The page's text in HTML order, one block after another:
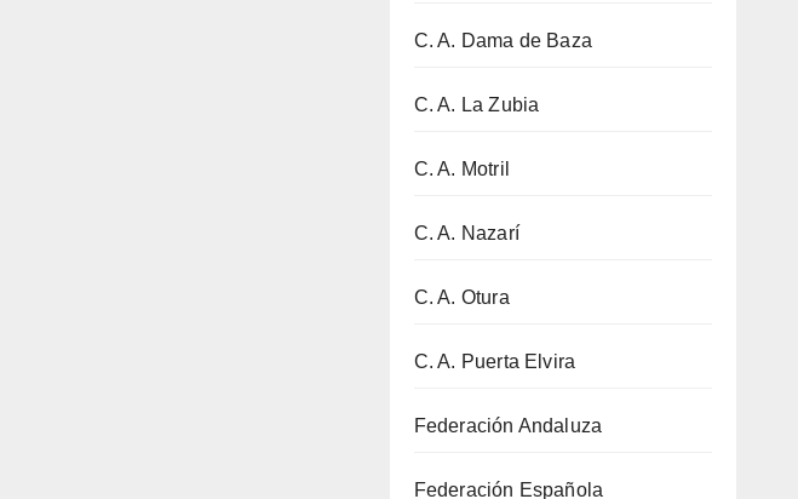
C. A. Dama de Baza
C. A. La Zubia
C. A. Motril
C. A. Nazarí
C. A. Otura
C. A. Puerta Elvira
Federación Andaluza
Federación Española